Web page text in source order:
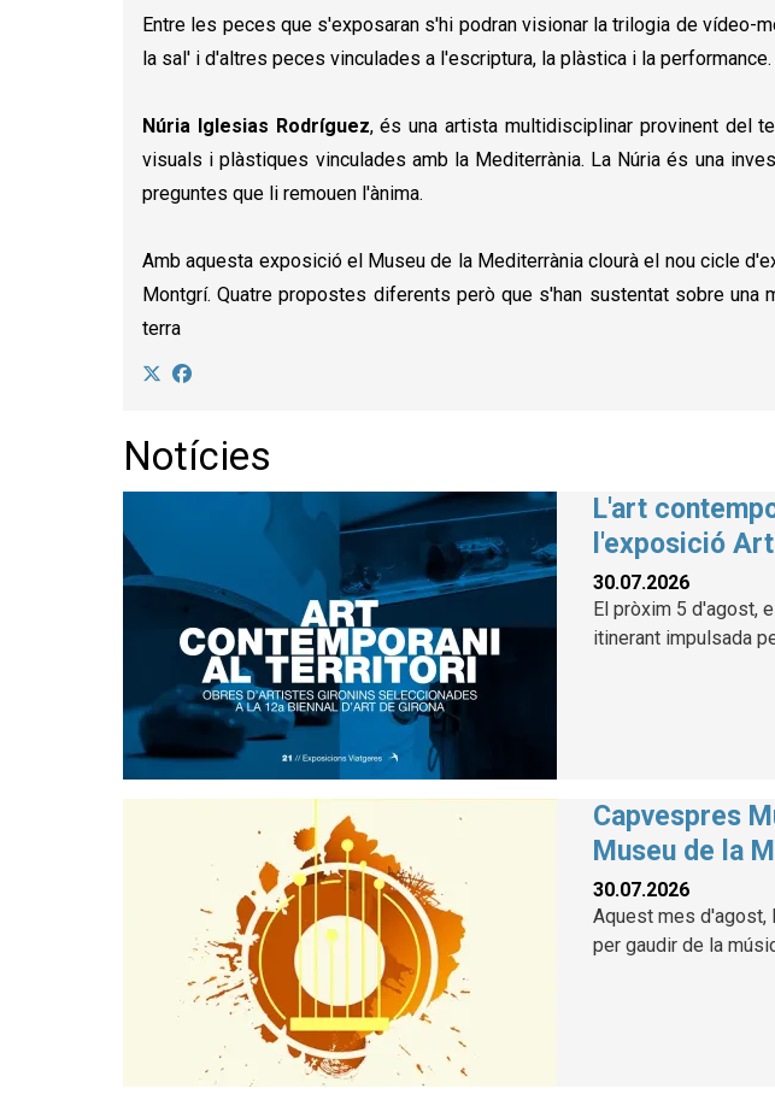
Entre les peces que s'exposaran s'hi podran visionar la trilogia de
la sal' i d'altres peces vinculades a l'escriptura, la plàstica i la performance.
Núria Iglesias Rodríguez, és una artista multidisciplinar provinent del
visuals i plàstiques vinculades amb la Mediterrània. La Núria és una
preguntes que li remouen l'ànima.
Amb aquesta exposició el Museu de la Mediterrània clourà el nou cicle
Montgrí. Quatre propostes diferents però que s'han sustentat sobre
terra
Notícies
L'art
l'exposició
30.07.2026
El pròxim 5 d'agost,
itinerant impulsada
Capvespres
Museu de la
30.07.2026
Aquest mes d'agost,
per gaudir de la